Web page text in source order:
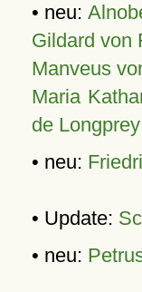
• neu:
Gildard von
Manveus
Maria
de Longprey
• neu:
• Update:
• neu: